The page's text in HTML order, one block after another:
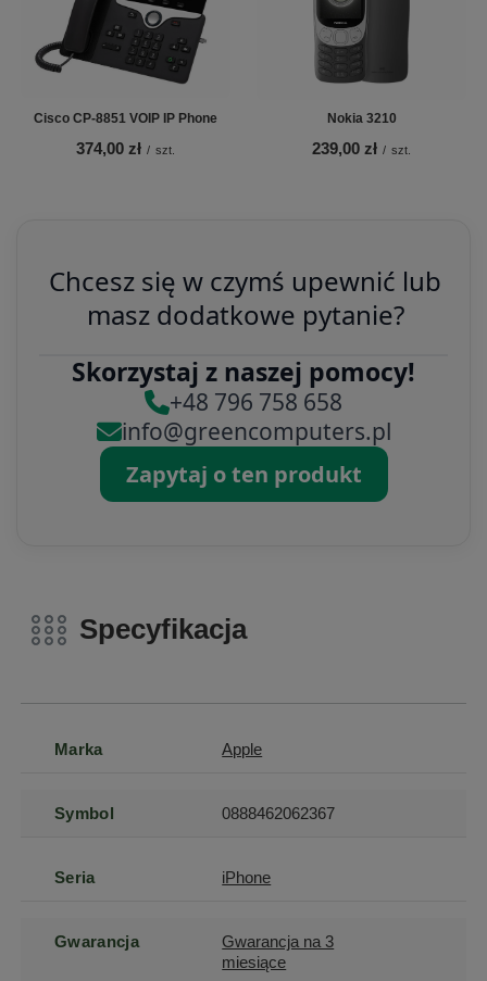
Cisco CP-8851 VOIP IP Phone
374,00 zł / szt.
Nokia 3210
239,00 zł / szt.
Chcesz się w czymś upewnić lub
masz dodatkowe pytanie?
Skorzystaj z naszej pomocy!
+48 796 758 658
info@greencomputers.pl
Zapytaj o ten produkt
Specyfikacja
Marka Apple
Symbol 0888462062367
Seria iPhone
Gwarancja
Gwarancja na 3
miesiące